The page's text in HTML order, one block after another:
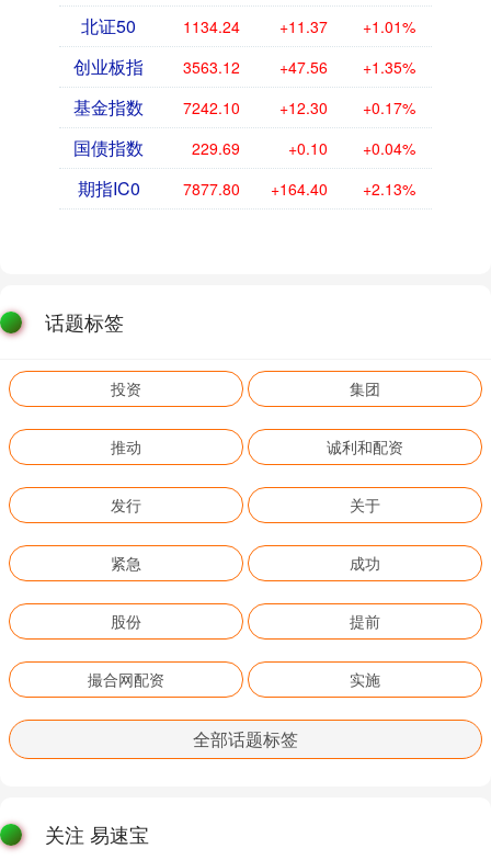
北证50 1134.24 +11.37 +1.01%
创业板指 3563.12 +47.56 +1.35%
基金指数 7242.10 +12.30 +0.17%
国债指数 229.69 +0.10 +0.04%
期指IC0 7877.80 +164.40 +2.13%
话题标签
投资 集团
推动 诚利和配资
发行 关于
紧急 成功
股份 提前
撮合网配资 实施
全部话题标签
关注 易速宝